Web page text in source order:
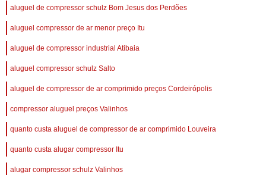
aluguel de compressor schulz Bom Jesus dos Perdões
aluguel compressor de ar menor preço Itu
aluguel de compressor industrial Atibaia
aluguel compressor schulz Salto
aluguel de compressor de ar comprimido preços Cordeirópolis
compressor aluguel preços Valinhos
quanto custa aluguel de compressor de ar comprimido Louveira
quanto custa alugar compressor Itu
alugar compressor schulz Valinhos